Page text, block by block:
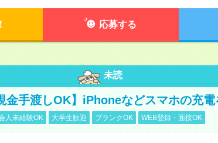
応募する
未読
金手渡しOK】iPhoneなどスマホの充電
人未経験OK 大学生歓迎 ブランクOK WEB登録・面接OK